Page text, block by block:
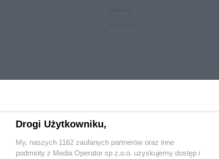
Wydawca mediówlokalnych
Drogi Użytkowniku,
My, naszych 1162 zaufanych partnerów oraz inne
podmioty z Media Operator sp z.o.o. uzyskujemy dostęp i